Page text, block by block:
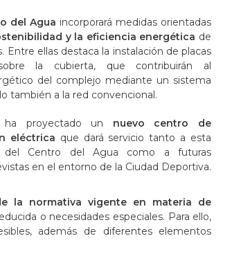
del Agua incorporará medidas orientadas
y la eficiencia energética de
Entre ellas destaca la instalación de placas
la cubierta, que contribuirán al
del complejo mediante un sistema
también a la red convencional.
ha proyectado un nuevo centro de
eléctrica que dará servicio tanto a esta
del Centro del Agua como a futuras
en el entorno de la Ciudad Deportiva.
la normativa vigente en materia de
o necesidades especiales. Para ello,
además de diferentes elementos